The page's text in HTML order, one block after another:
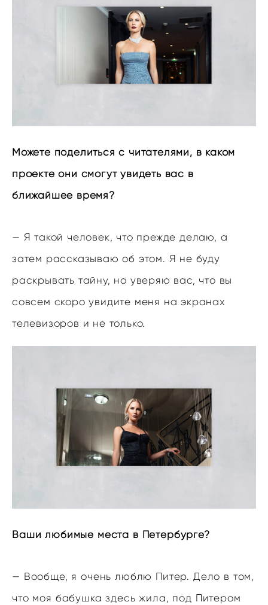
Можете поделиться с читателями, в каком
проекте они смогут увидеть вас в
ближайшее время?
— Я такой человек, что прежде делаю, а
затем рассказываю об этом. Я не буду
раскрывать тайну, но уверяю вас, что вы
совсем скоро увидите меня на экранах
телевизоров и не только.
Ваши любимые места в Петербурге?
— Вообще, я очень люблю Питер. Дело в том,
что моя бабушка здесь жила, под Питером